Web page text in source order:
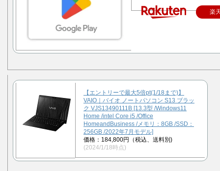
楽
【エントリーで最大5倍pt(1/18まで)】
VAIO｜バイオ ノートパソコン S13 ブラッ
ク VJS13490111B [13.3型 /Windows11
Home /intel Core i5 /Office
HomeandBusiness /メモリ：8GB /SSD：
256GB /2022年7月モデル]
価格：184,800円（税込、送料別)
(2024/1/18時点)